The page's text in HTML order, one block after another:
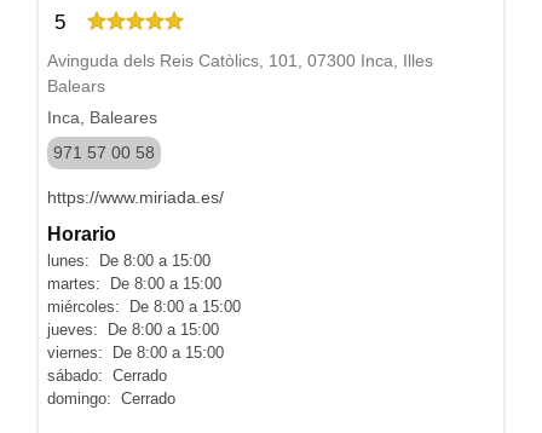
5
Avinguda dels Reis Catòlics, 101, 07300 Inca, Illes
Balears
Inca, Baleares
971 57 00 58
https://www.miriada.es/
Horario
lunes: De 8:00 a 15:00
martes: De 8:00 a 15:00
miércoles: De 8:00 a 15:00
jueves: De 8:00 a 15:00
viernes: De 8:00 a 15:00
sábado: Cerrado
domingo: Cerrado